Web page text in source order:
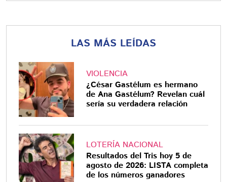
LAS MÁS LEÍDAS
VIOLENCIA
¿César Gastélum es hermano
de Ana Gastélum? Revelan cuál
sería su verdadera relación
LOTERÍA NACIONAL
Resultados del Tris hoy 5 de
agosto de 2026: LISTA completa
de los números ganadores